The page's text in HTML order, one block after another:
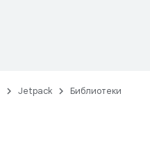
Jetpack Библиотеки